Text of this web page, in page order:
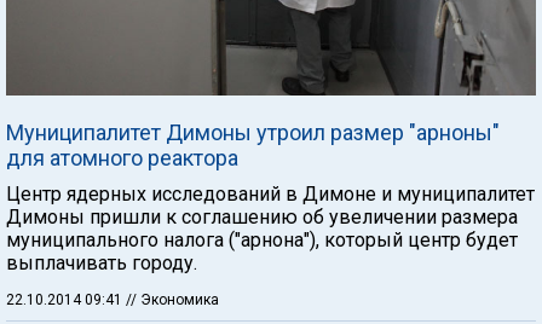
Муниципалитет Димоны утроил размер "арноны"
для атомного реактора
Центр ядерных исследований в Димоне и муниципалитет
Димоны пришли к соглашению об увеличении размера
муниципального налога ("арнона"), который центр будет
выплачивать городу.
22.10.2014 09:41 // Экономика